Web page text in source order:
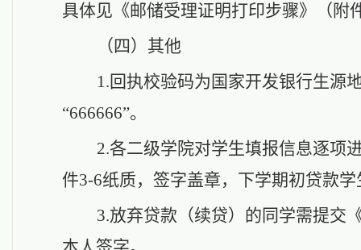
具体见《邮储受理证明打印步骤》（附
（四） 其他
1.回执校验码为国家开发银行生源
“666666”。
2.各二级学院对学生填报信息逐项
件3-6纸质，签字盖章，下学期初贷款
3.放弃贷款（续贷）的同学需提交